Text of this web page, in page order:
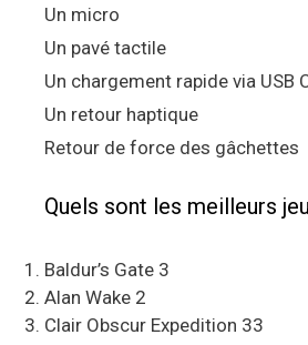
Un micro
Un pavé tactile
Un chargement rapide via USB
Un retour haptique
Retour de force des gâchettes
Quels sont les meilleurs
Baldur’s Gate 3
Alan Wake 2
Clair Obscur Expedition 33